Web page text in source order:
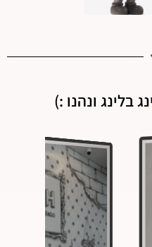
בלינג ונהנו :)